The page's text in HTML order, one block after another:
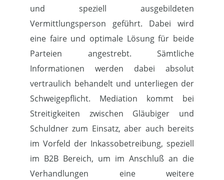
und speziell ausgebildeten
Vermittlungsperson geführt. Dabei wird
eine faire und optimale Lösung für beide
Parteien angestrebt. Sämtliche
Informationen werden dabei absolut
vertraulich behandelt und unterliegen der
Schweigepflicht. Mediation kommt bei
Streitigkeiten zwischen Gläubiger und
Schuldner zum Einsatz, aber auch bereits
im Vorfeld der Inkassobetreibung, speziell
im B2B Bereich, um im Anschluß an die
Verhandlungen eine weitere